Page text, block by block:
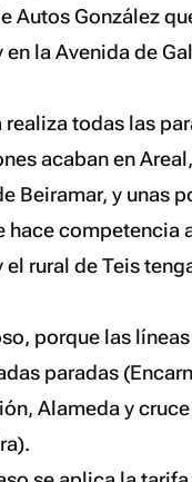
Autos González
en la Avenida de
realiza todas las
acaban en
Beiramar, y unas
hace competencia
el rural de Teis
porque las
paradas
Alameda y